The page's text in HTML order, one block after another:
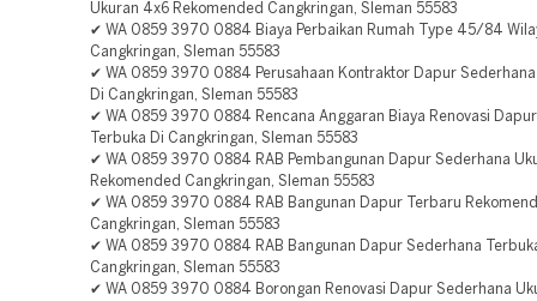
Ukuran 4x6 Rekomended Cangkringan, Sleman 55583
✔ WA 0859 3970 0884 Biaya Perbaikan Rumah Type 45/84
Cangkringan, Sleman 55583
✔ WA 0859 3970 0884 Perusahaan Kontraktor Dapur
Di Cangkringan, Sleman 55583
✔ WA 0859 3970 0884 Rencana Anggaran Biaya Renovasi
Terbuka Di Cangkringan, Sleman 55583
✔ WA 0859 3970 0884 RAB Pembangunan Dapur Sederhana
Rekomended Cangkringan, Sleman 55583
✔ WA 0859 3970 0884 RAB Bangunan Dapur Terbaru
Cangkringan, Sleman 55583
✔ WA 0859 3970 0884 RAB Bangunan Dapur Sederhana
Cangkringan, Sleman 55583
✔ WA 0859 3970 0884 Borongan Renovasi Dapur Sederhana